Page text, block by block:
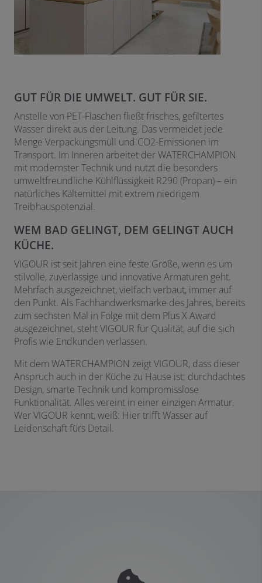
GUT FÜR DIE UMWELT. GUT FÜR SIE.
Anstelle von PET-Flaschen fließt frisches, gefiltertes
Wasser direkt aus der Leitung. Das vermeidet jede
Menge Verpackungsmüll und CO2-Emissionen im
Transport. Im Inneren arbeitet der WATERCHAMPION
mit modernster Technik und nutzt die besonders
umweltfreundliche Kühlflüssigkeit R290 (Propan) – ein
natürliches Kältemittel mit extrem niedrigem
Treibhauspotenzial.
WEM BAD GELINGT, DEM GELINGT AUCH
KÜCHE.
VIGOUR ist seit Jahren eine feste Größe, wenn es um
stilvolle, zuverlässige und innovative Armaturen geht.
Mehrfach ausgezeichnet, vielfach verbaut, immer auf
den Punkt. Als Fachhandwerksmarke des Jahres, bereits
zum sechsten Mal in Folge mit dem Plus X Award
ausgezeichnet, steht VIGOUR für Qualität, auf die sich
Profis wie Endkunden verlassen.
Mit dem WATERCHAMPION zeigt VIGOUR, dass dieser
Anspruch auch in der Küche zu Hause ist: durchdachtes
Design, smarte Technik und kompromisslose
Funktionalität. Alles vereint in einer einzigen Armatur.
Wer VIGOUR kennt, weiß: Hier trifft Wasser auf
Leidenschaft fürs Detail.